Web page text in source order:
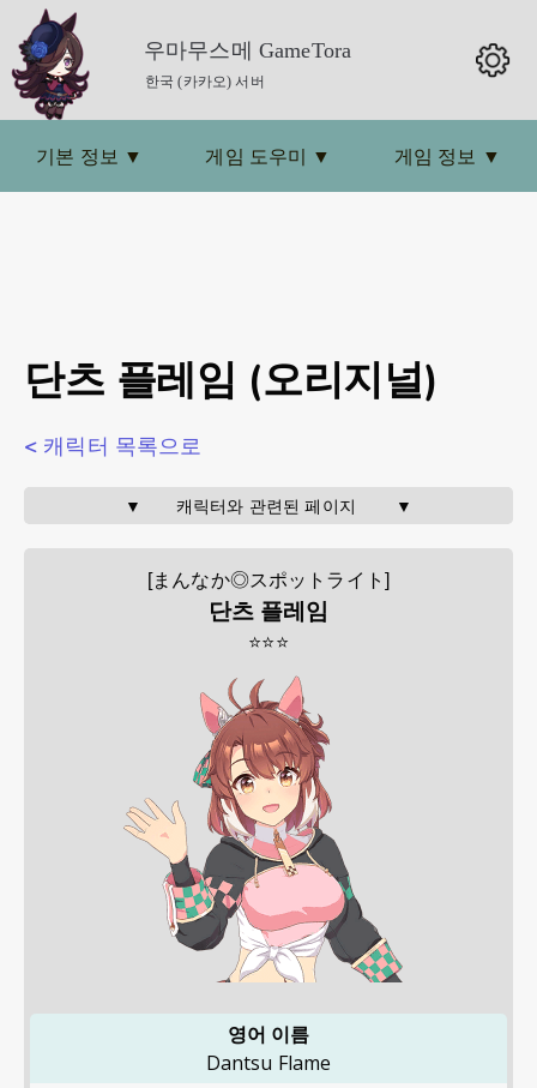
우마무스메 GameTora
한국 (카카오) 서버
기본 정보 ▼ 게임 도우미 ▼ 게임 정보 ▼
단츠 플레임 (오리지널)
< 캐릭터 목록으로
▼       캐릭터와 관련된 페이지        ▼
[まんなか◎スポットライト]
단츠 플레임
⭐⭐⭐
영어 이름
Dantsu Flame